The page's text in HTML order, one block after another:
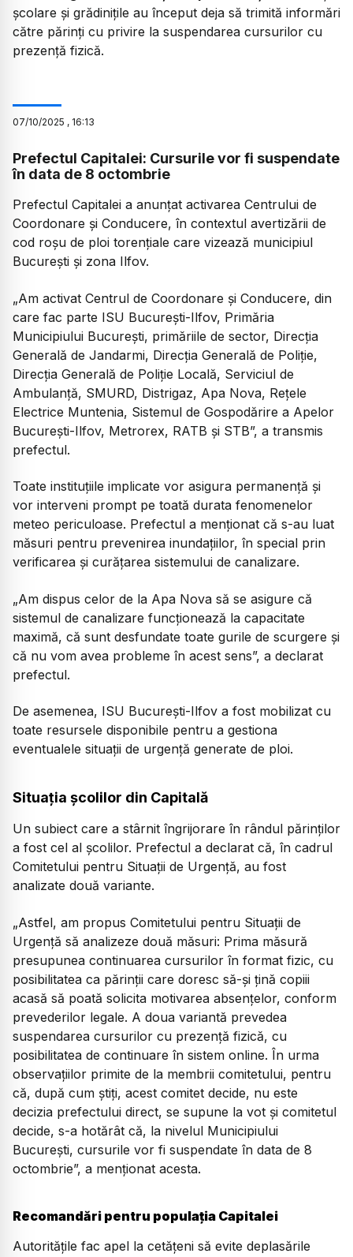
școlare și grădinițile au început deja să trimită informări
către părinți cu privire la suspendarea cursurilor cu
prezență fizică.
07/10/2025 , 16:13
Prefectul Capitalei: Cursurile vor fi suspendate
în data de 8 octombrie
Prefectul Capitalei a anunțat activarea Centrului de
Coordonare și Conducere, în contextul avertizării de
cod roșu de ploi torențiale care vizează municipiul
București și zona Ilfov.
„Am activat Centrul de Coordonare și Conducere, din
care fac parte ISU București-Ilfov, Primăria
Municipiului București, primăriile de sector, Direcția
Generală de Jandarmi, Direcția Generală de Poliție,
Direcția Generală de Poliție Locală, Serviciul de
Ambulanță, SMURD, Distrigaz, Apa Nova, Rețele
Electrice Muntenia, Sistemul de Gospodărire a Apelor
București-Ilfov, Metrorex, RATB și STB”, a transmis
prefectul.
Toate instituțiile implicate vor asigura permanență și
vor interveni prompt pe toată durata fenomenelor
meteo periculoase. Prefectul a menționat că s-au luat
măsuri pentru prevenirea inundațiilor, în special prin
verificarea și curățarea sistemului de canalizare.
„Am dispus celor de la Apa Nova să se asigure că
sistemul de canalizare funcționează la capacitate
maximă, că sunt desfundate toate gurile de scurgere și
că nu vom avea probleme în acest sens”, a declarat
prefectul.
De asemenea, ISU București-Ilfov a fost mobilizat cu
toate resursele disponibile pentru a gestiona
eventualele situații de urgență generate de ploi.
Situația școlilor din Capitală
Un subiect care a stârnit îngrijorare în rândul părinților
a fost cel al școlilor. Prefectul a declarat că, în cadrul
Comitetului pentru Situații de Urgență, au fost
analizate două variante.
„Astfel, am propus Comitetului pentru Situații de
Urgență să analizeze două măsuri: Prima măsură
presupunea continuarea cursurilor în format fizic, cu
posibilitatea ca părinții care doresc să-și țină copiii
acasă să poată solicita motivarea absențelor, conform
prevederilor legale. A doua variantă prevedea
suspendarea cursurilor cu prezență fizică, cu
posibilitatea de continuare în sistem online. În urma
observațiilor primite de la membrii comitetului, pentru
că, după cum știți, acest comitet decide, nu este
decizia prefectului direct, se supune la vot și comitetul
decide, s-a hotărât că, la nivelul Municipiului
București, cursurile vor fi suspendate în data de 8
octombrie”, a menționat acesta.
Recomandări pentru populația Capitalei
Autoritățile fac apel la cetățeni să evite deplasările